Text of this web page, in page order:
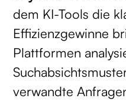
dem KI-Tools die
Effizienzgewinne
Plattformen
verwandte